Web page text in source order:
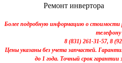
Ремонт инвертора
Более подробную информацию о стоимости
телефону
8 (831) 261-31-57, 8
Цены указаны без учета запчастей.
до 1 года. Точный срок